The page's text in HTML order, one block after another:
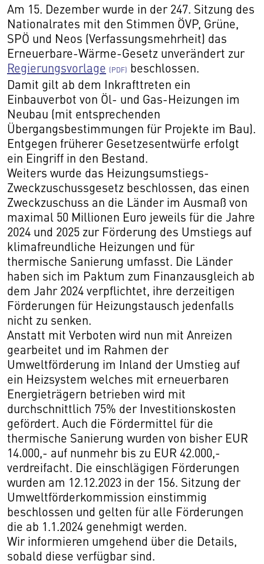
Am 15. Dezember wurde in der 247. Sitzung des
Nationalrates mit den Stimmen ÖVP, Grüne,
SPÖ und Neos (Verfassungsmehrheit) das
Erneuerbare-Wärme-Gesetz unverändert zur
Regierungsvorlage
beschlossen.
Damit gilt ab dem Inkrafttreten ein
Einbauverbot von Öl- und Gas-Heizungen im
Neubau (mit entsprechenden
Übergangsbestimmungen für Projekte im Bau).
Entgegen früherer Gesetzesentwürfe erfolgt
ein Eingriff in den Bestand.
Weiters wurde das Heizungsumstiegs-
Zweckzuschussgesetz beschlossen, das einen
Zweckzuschuss an die Länder im Ausmaß von
maximal 50 Millionen Euro jeweils für die Jahre
2024 und 2025 zur Förderung des Umstiegs auf
klimafreundliche Heizungen und für
thermische Sanierung umfasst. Die Länder
haben sich im Paktum zum Finanzausgleich ab
dem Jahr 2024 verpflichtet, ihre derzeitigen
Förderungen für Heizungstausch jedenfalls
nicht zu senken.
Anstatt mit Verboten wird nun mit Anreizen
gearbeitet und im Rahmen der
Umweltförderung im Inland der Umstieg auf
ein Heizsystem welches mit erneuerbaren
Energieträgern betrieben wird mit
durchschnittlich 75% der Investitionskosten
gefördert. Auch die Fördermittel für die
thermische Sanierung wurden von bisher EUR
14.000,- auf nunmehr bis zu EUR 42.000,-
verdreifacht. Die einschlägigen Förderungen
wurden am 12.12.2023 in der 156. Sitzung der
Umweltförderkommission einstimmig
beschlossen und gelten für alle Förderungen
die ab 1.1.2024 genehmigt werden.
Wir informieren umgehend über die Details,
sobald diese verfügbar sind.